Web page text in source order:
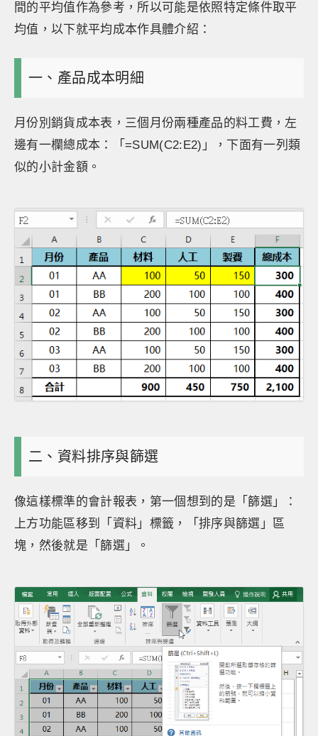
間的平均值作為參考，所以可能是依照特定條件取平
均值，以下就平均成本作具體介紹：
一、產品成本明細
月份別銷貨成本表，三個月份兩種產品的料工費，左
邊有一欄總成本：「=SUM(C2:E2)」，下面有一列類
似的小計金額。
二、資料排序與篩選
像這樣標準的會計報表，第一個想到的是「篩選」：
上方功能區移到「資料」標籤，「排序與篩選」區
塊，然後就是「篩選」。